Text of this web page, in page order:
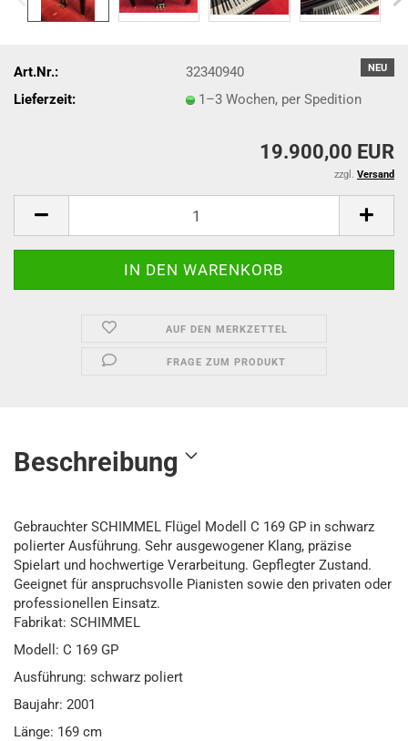
NEU
Art.Nr.:
32340940
Lieferzeit:
1–3 Wochen, per Spedition
19.900,00 EUR
zzgl. Versand
AUF DEN MERKZETTEL
FRAGE ZUM PRODUKT
Beschreibung
Gebrauchter SCHIMMEL Flügel Modell C 169 GP in schwarz
polierter Ausführung. Sehr ausgewogener Klang, präzise
Spielart und hochwertige Verarbeitung. Gepflegter Zustand.
Geeignet für anspruchsvolle Pianisten sowie den privaten oder
professionellen Einsatz.
Fabrikat: SCHIMMEL
Modell: C 169 GP
Ausführung: schwarz poliert
Baujahr: 2001
Länge: 169 cm